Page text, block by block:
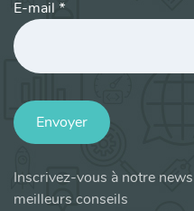
E-mail *
Envoyer
Inscrivez-vous à notre
meilleurs conseils